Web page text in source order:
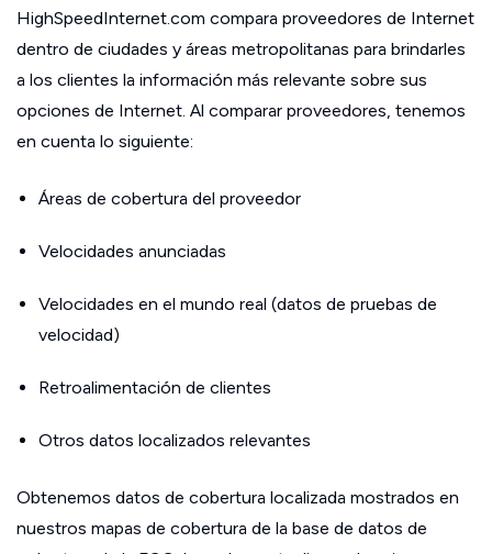
HighSpeedInternet.com compara proveedores de Internet
dentro de ciudades y áreas metropolitanas para brindarles
a los clientes la información más relevante sobre sus
opciones de Internet. Al comparar proveedores, tenemos
en cuenta lo siguiente:
Áreas de cobertura del proveedor
Velocidades anunciadas
Velocidades en el mundo real (datos de pruebas de
velocidad)
Retroalimentación de clientes
Otros datos localizados relevantes
Obtenemos datos de cobertura localizada mostrados en
nuestros mapas de cobertura de la base de datos de